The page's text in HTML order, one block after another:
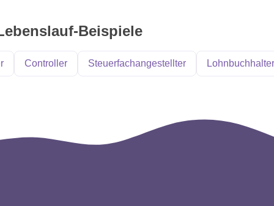
Beispiele
Controller Steuerfachangestellter Lohnbuchhalter